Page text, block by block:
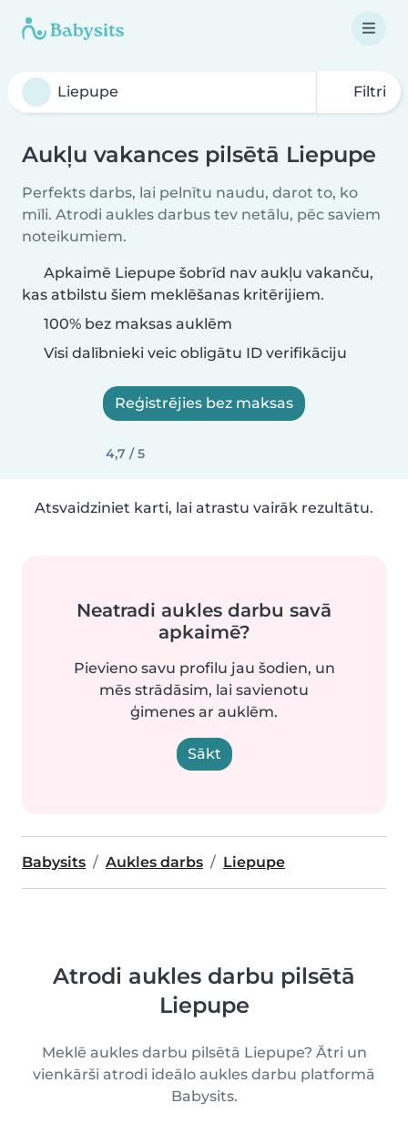
Filtri
Aukļu vakances pilsētā Liepupe
Perfekts darbs, lai pelnītu naudu, darot to, ko
mīli. Atrodi aukles darbus tev netālu, pēc saviem
noteikumiem.
Apkaimē Liepupe šobrīd nav aukļu vakanču,
kas atbilstu šiem meklēšanas kritērijiem.
100% bez maksas auklēm
Visi dalībnieki veic obligātu ID verifikāciju
Reģistrējies bez maksas
4,7 / 5
Atsvaidziniet karti, lai atrastu vairāk rezultātu.
Neatradi aukles darbu savā
apkaimē?
Pievieno savu profilu jau šodien, un
mēs strādāsim, lai savienotu
ģimenes ar auklēm.
Sākt
Babysits Aukles darbs Liepupe
Atrodi aukles darbu pilsētā
Liepupe
Meklē aukles darbu pilsētā Liepupe? Ātri un
vienkārši atrodi ideālo aukles darbu platformā
Babysits.